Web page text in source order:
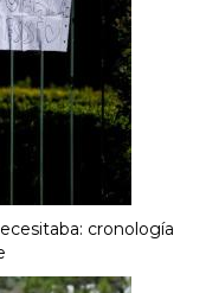
cronología